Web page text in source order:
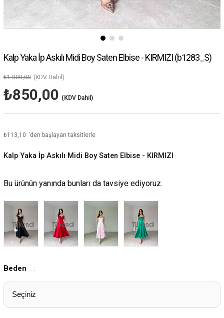
Kalp Yaka İp Askılı Midi Boy Saten Elbise - KIRMIZI(b1283_S)
₺1.000,00 (KDV Dahil)
₺850,00 (KDV Dahil)
₺113,10 'den başlayan taksitlerle
Kalp Yaka İp Askılı Midi Boy Saten Elbise - KIRMIZI
Bu ürünün yanında bunları da tavsiye ediyoruz.
Tükendi Tükendi Tükendi
Beden :